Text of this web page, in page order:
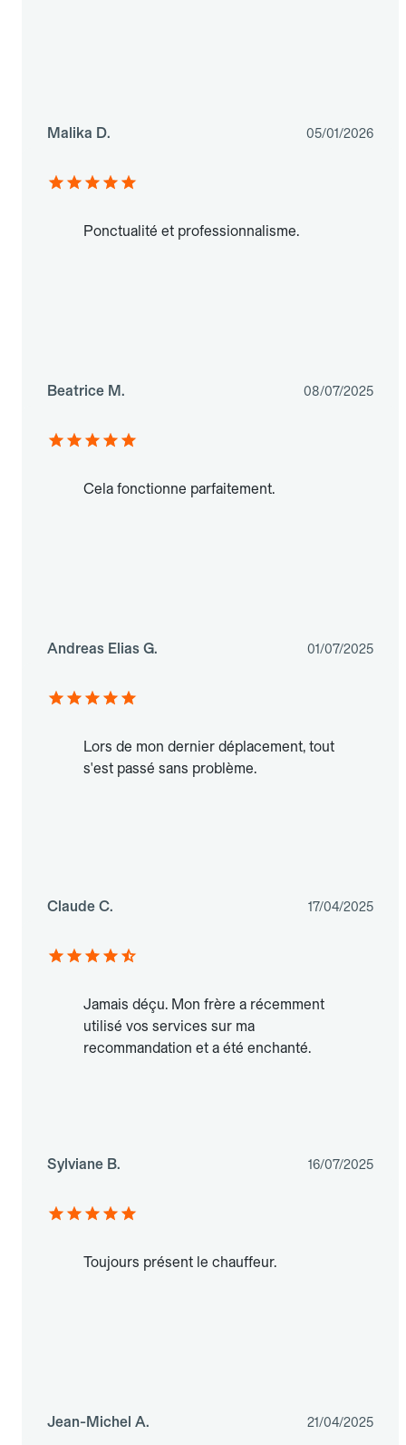
Malika D. 05/01/2026
Ponctualité et professionnalisme.
Beatrice M. 08/07/2025
Cela fonctionne parfaitement.
Andreas Elias G. 01/07/2025
Lors de mon dernier déplacement, tout
s'est passé sans problème.
Claude C. 17/04/2025
Jamais déçu. Mon frère a récemment
utilisé vos services sur ma
recommandation et a été enchanté.
Sylviane B. 16/07/2025
Toujours présent le chauffeur.
Jean-Michel A. 21/04/2025